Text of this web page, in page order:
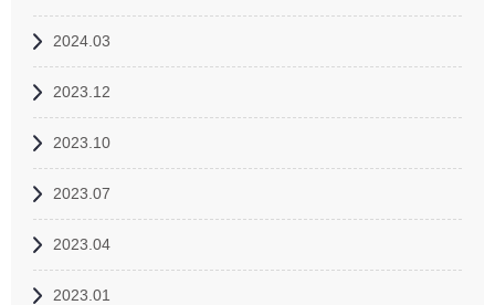
2024.03
2023.12
2023.10
2023.07
2023.04
2023.01